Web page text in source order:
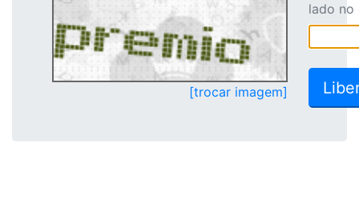
[trocar imagem]
lado no